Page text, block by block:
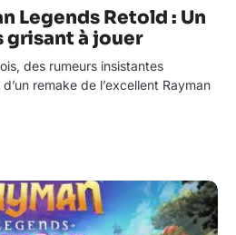
Legends Retold : Un
grisant à jouer
des rumeurs insistantes
remake de l’excellent Rayman